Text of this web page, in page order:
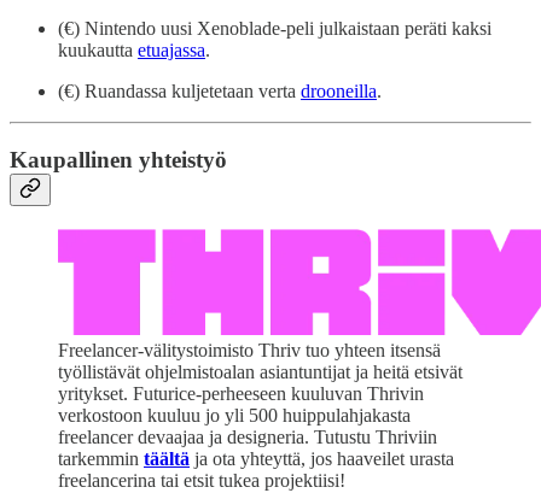
(€) Nintendo uusi Xenoblade-peli julkaistaan peräti kaksi
kuukautta etuajassa.
(€) Ruandassa kuljetetaan verta drooneilla.
Kaupallinen yhteistyö
Freelancer-välitystoimisto Thriv tuo yhteen itsensä
työllistävät ohjelmistoalan asiantuntijat ja heitä etsivät
yritykset. Futurice-perheeseen kuuluvan Thrivin
verkostoon kuuluu jo yli 500 huippulahjakasta
freelancer devaajaa ja designeria. Tutustu Thriviin
tarkemmin täältä ja ota yhteyttä, jos haaveilet urasta
freelancerina tai etsit tukea projektiisi!